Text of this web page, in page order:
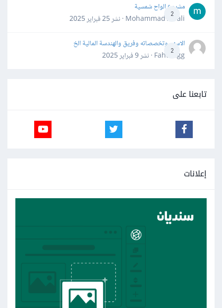
2
مشروع الواح شمسية
Mohammad Awali · نشر
25 فبراير 2025
2
الاسهم وتخصصاته وفريق والهندسة المالية الخ
Fahd Ggg · نشر
9 فبراير 2025
تابعنا على
إعلانات